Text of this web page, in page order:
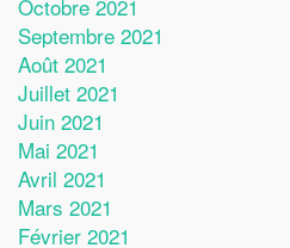
Octobre 2021
Septembre 2021
Août 2021
Juillet 2021
Juin 2021
Mai 2021
Avril 2021
Mars 2021
Février 2021